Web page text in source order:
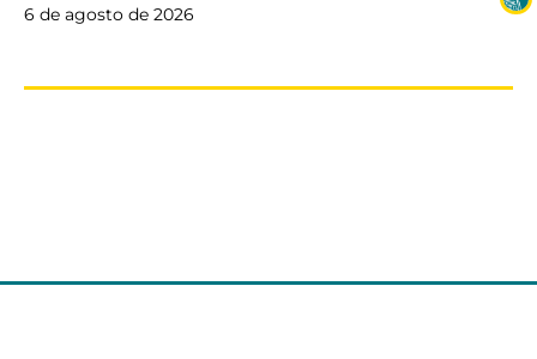
6 de agosto de 2026